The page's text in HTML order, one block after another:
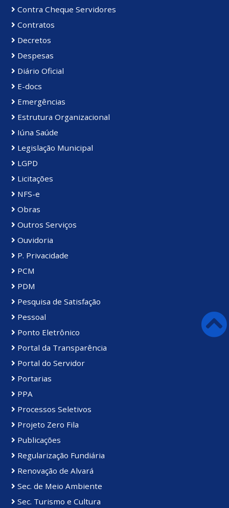
Contra Cheque Servidores
Contratos
Decretos
Despesas
Diário Oficial
E-docs
Emergências
Estrutura Organizacional
Iúna Saúde
Legislação Municipal
LGPD
Licitações
NFS-e
Obras
Outros Serviços
Ouvidoria
P. Privacidade
PCM
PDM
Pesquisa de Satisfação
Pessoal
Ponto Eletrônico
Portal da Transparência
Portal do Servidor
Portarias
PPA
Processos Seletivos
Projeto Zero Fila
Publicações
Regularização Fundiária
Renovação de Alvará
Sec. de Meio Ambiente
Sec. Turismo e Cultura